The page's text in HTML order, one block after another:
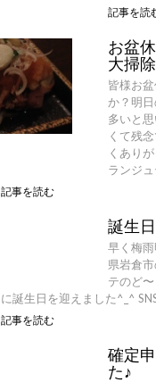
記事を読
お盆
大掃
皆様お
か？明
多いと
くて残
くあり
ランジ
記事を読む
誕生
早く梅
県岩倉
テのど
に誕生日を迎えました^_^
記事を読む
確定
た♪